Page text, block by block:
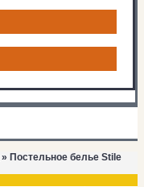
» Постельное белье Stile